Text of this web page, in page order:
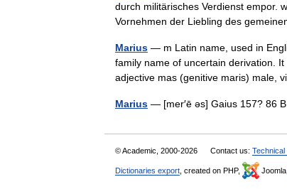
durch militärisches Verdienst empor.
Vornehmen der Liebling des
Marius — m Latin name, used in
family name of uncertain derivation.
adjective mas (genitive maris)
Marius — [mer′ē əs] Gaius 157? 86
© Academic, 2000-2026 Contact us: Technical
Dictionaries export , created on PHP, Joomla,